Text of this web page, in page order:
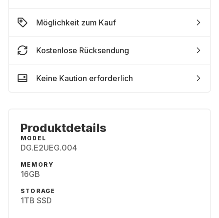
Möglichkeit zum Kauf
Kostenlose Rücksendung
Keine Kaution erforderlich
Produktdetails
MODEL
DG.E2UEG.004
MEMORY
16GB
STORAGE
1TB SSD